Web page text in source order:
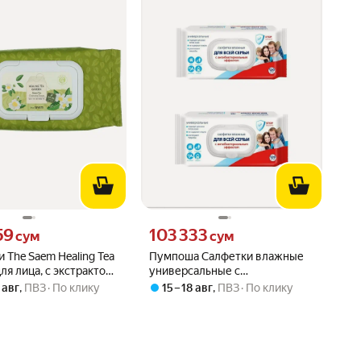
The Saem Healing Tea
лица, с экстрактом
чая, 260 г
сум вместо
сум
авг, ПВЗ По клику
Пумпоша Салфетки влажные
универсальные с
антибактериальным эффектом
Цена 103333 сум вместо
103 333сум
15 – 18 авг, ПВЗ По клику